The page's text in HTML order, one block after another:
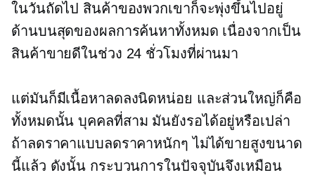
ในวันถัดไป สินค้าของพวกเขาก็จะพุ่งขึ้นไปอยู่
ด้านบนสุดของผลการค้นหาทั้งหมด เนื่องจากเป็น
สินค้าขายดีในช่วง 24 ชั่วโมงที่ผ่านมา
แต่มันก็มีเนื้อหาลดลงนิดหน่อย และส่วนใหญ่ก็คือ
ทั้งหมดนั้นบุคคลที่สาม มันยังรอได้อยู่หรือเปล่า
ถ้าลดราคาแบบลดราคาหนักๆ ไม่ได้ขายสูงขนาด
นี้แล้ว ดังนั้น กระบวนการในปัจจุบันจึงเหมือน